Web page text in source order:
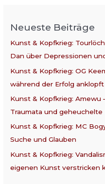
Neueste Beiträge
Kunst & Kopfkrieg:
Dan über Depressionen
Kunst & Kopfkrieg: OG
während der Erfolg anklopft
Kunst & Kopfkrieg: Amewu
Traumata und
Kunst & Kopfkrieg: MC
Suche und Glauben
Kunst & Kopfkrieg:
eigenen Kunst verstricken